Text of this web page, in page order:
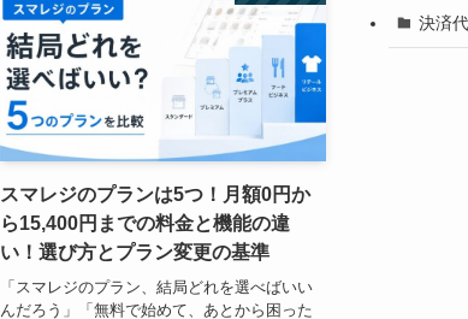
スマレジのプランは5つ！月額0円か
ら15,400円までの料金と機能の違
い！選び方とプラン変更の基準
「スマレジのプラン、結局どれを選べばいい
んだろう」「無料で始めて、あとから困った
決済